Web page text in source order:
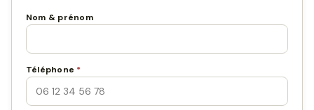
Nom & prénom
Téléphone *